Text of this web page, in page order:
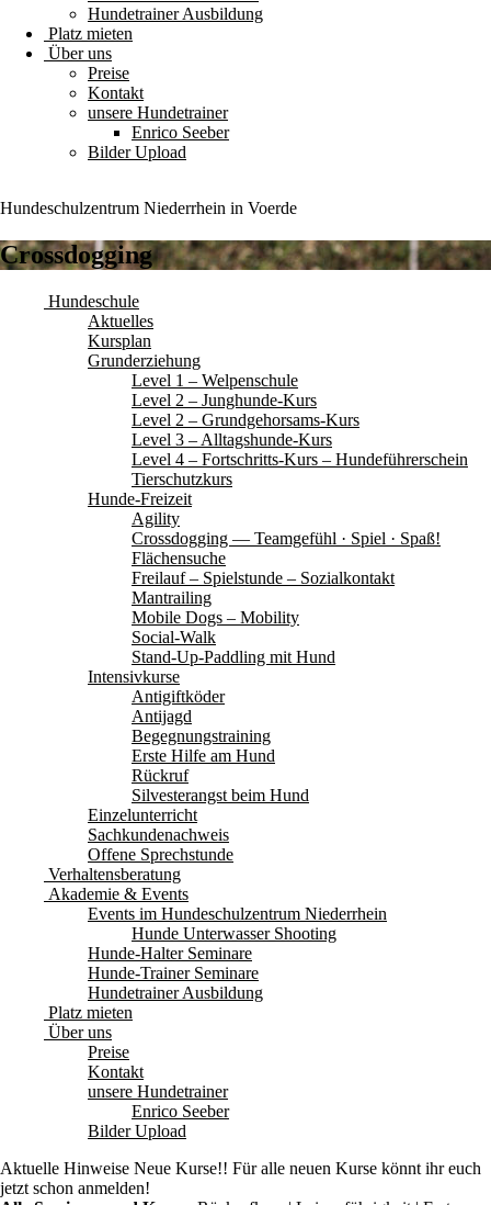
Hundetrainer Ausbildung
Platz mieten
Über uns
Preise
Kontakt
unsere Hundetrainer
Enrico Seeber
Bilder Upload
Hundeschulzentrum Niederrhein in Voerde
Crossdogging
Hundeschule
Aktuelles
Kursplan
Grunderziehung
Level 1 – Welpenschule
Level 2 – Junghunde-Kurs
Level 2 – Grundgehorsams-Kurs
Level 3 – Alltagshunde-Kurs
Level 4 – Fortschritts-Kurs – Hundeführerschein
Tierschutzkurs
Hunde-Freizeit
Agility
Crossdogging — Teamgefühl · Spiel · Spaß!
Flächensuche
Freilauf – Spielstunde – Sozialkontakt
Mantrailing
Mobile Dogs – Mobility
Social-Walk
Stand-Up-Paddling mit Hund
Intensivkurse
Antigiftköder
Antijagd
Begegnungstraining
Erste Hilfe am Hund
Rückruf
Silvesterangst beim Hund
Einzelunterricht
Sachkundenachweis
Offene Sprechstunde
Verhaltensberatung
Akademie & Events
Events im Hundeschulzentrum Niederrhein
Hunde Unterwasser Shooting
Hunde-Halter Seminare
Hunde-Trainer Seminare
Hundetrainer Ausbildung
Platz mieten
Über uns
Preise
Kontakt
unsere Hundetrainer
Enrico Seeber
Bilder Upload
Aktuelle Hinweise Neue Kurse!! Für alle neuen Kurse könnt ihr euch
jetzt schon anmelden!